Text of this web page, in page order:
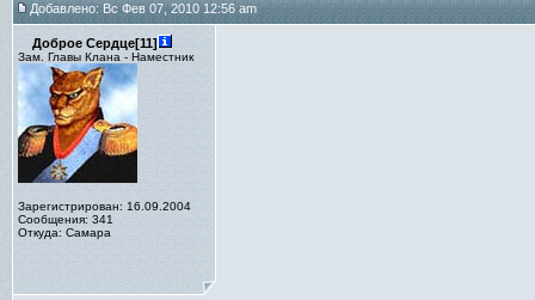
Добавлено: Вс Фев 07, 2010 12:56 am
Доброе Сердце[11]
Зам. Главы Клана - Наместник
Зарегистрирован: 16.09.2004
Сообщения: 341
Откуда: Самара